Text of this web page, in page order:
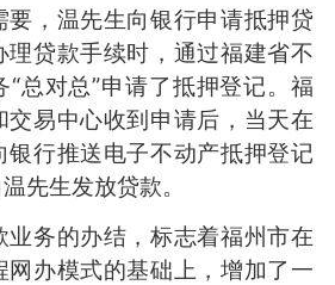
，温先生向银行申请抵押贷
贷款手续时，通过福建省不
总对总”申请了抵押登记。福
易中心收到申请后，当天在
行推送电子不动产抵押登记
先生发放贷款。
务的办结，标志着福州市在
网办模式的基础上，增加了一